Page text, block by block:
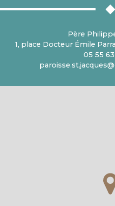
Père
1, place Docteur Émile
05 55